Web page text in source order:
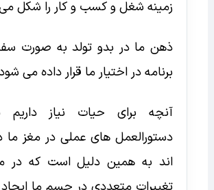
زمینه شغل و کسب و کار را شکل
ذهن ما در بدو تولد به صورت
برنامه در اختیار ما قرار داده می
آنچه برای حیات نیاز
دستورالعمل های عملی در مغز ما
اند به همین دلیل است که در